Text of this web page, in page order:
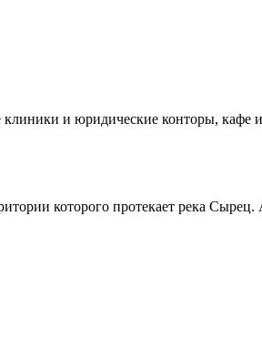
и юридические конторы, кафе
которого протекает река